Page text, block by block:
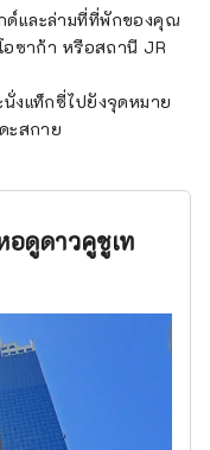
และล่ามที่ที่พักของคุณ
อซาก้า หรือสถานี JR
งแท็กซี่ไปยังจุดหมาย
ะสกาย
อดูดาวคูชูเท